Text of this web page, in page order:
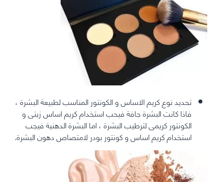
تحديد نوع كريم الاساس و الكونتور المناسب لطبيعة البشرة ،
فاذا كانت البشرة جافة فيحب استخدام كريم اساس زيتى و
الكونتور كريمى لترطيب البشرة ، اما البشرة الدهنية فيجب
استخدام كريم اساس و كونتور بودر لامتصاص دهون البشرة.